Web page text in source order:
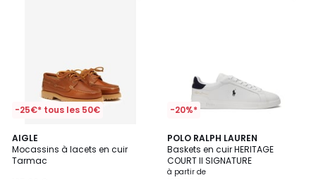
-25€* tous les 50€
AIGLE
Mocassins à lacets en cuir
Tarmac
4
/
5
-20%*
POLO RALPH LAUREN
Baskets en cuir HERITAGE
COURT II SIGNATURE
à partir de
5
/
5
2
Couleurs